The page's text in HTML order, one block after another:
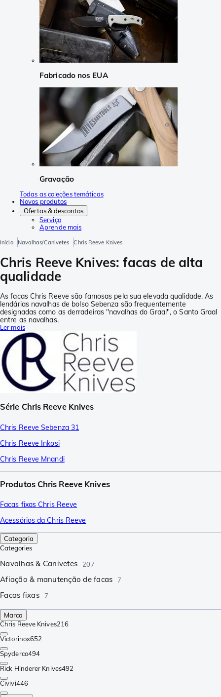
Fabricado nos EUA
Gravação
Todas as coleções temáticas
Novos produtos
Ofertas & descontos
Serviço
Aprende mais
Início Navalhas/Canivetes Chris Reeve Knives
Chris Reeve Knives: facas de alta
qualidade
As facas Chris Reeve são famosas pela sua elevada qualidade. As
lendárias navalhas de bolso Sebenza são frequentemente
designadas como as derradeiras "navalhas do Graal", o Santo Graal
entre as navalhas.
Ler mais
Série Chris Reeve Knives
Chris Reeve Sebenza 31
Chris Reeve Inkosi
Chris Reeve Mnandi
Produtos Chris Reeve Knives
Facas fixas Chris Reeve
Acessórios da Chris Reeve
Categoria
Categories
Navalhas & Canivetes 207
Afiação & manutenção de facas 7
Facas fixas 7
Marca
Chris Reeve Knives216
Victorinox652
Spyderco494
Rick Hinderer Knives492
Civivi446